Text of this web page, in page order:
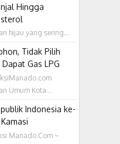
Hingga
hijau yang sering...
Tidak Pilih
Gas LPG
Umum Kota...
Indonesia ke-
Manado.Com ~